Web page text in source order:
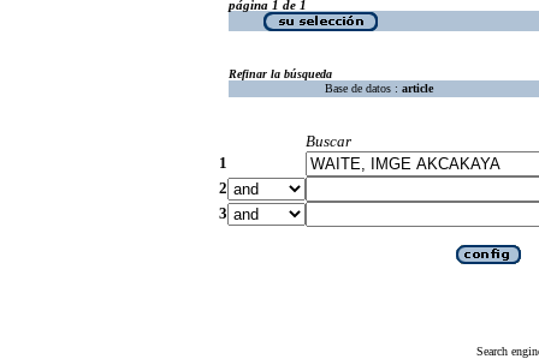
página 1 de 1
Refinar la búsqueda
Base de datos : article
Buscar
1
2
3
Search